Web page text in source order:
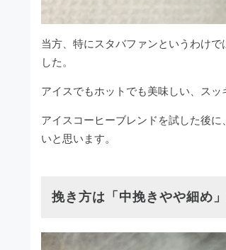
当方、特にスタバファンというわけ
した。
アイスでもホットでも美味しい、スッ
アイスコーヒーブレンドを試した後
いと思います。
挽き方は「中挽きやや細め